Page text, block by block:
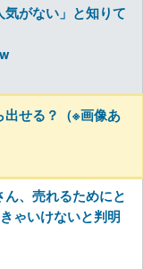
気がない」と知りて
出せる？（※画像あ
ん、売れるためにと
ゃいけないと判明